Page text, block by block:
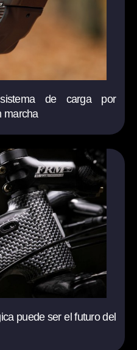
de carga por
marcha
puede ser el futuro del